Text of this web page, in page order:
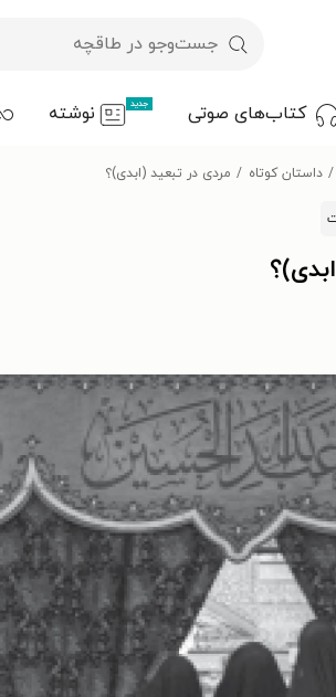
کتاب‌های صوتی جدید نوشته
داستان کوتاه مردی در تبعید (ابدی)؟